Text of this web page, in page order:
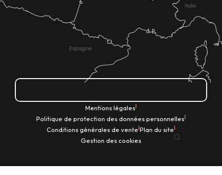
Mentions légales|
Politique de protection des données personnelles|
Conditions générales de vente|Plan du site|
Gestion des cookies